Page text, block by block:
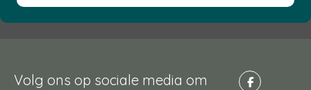
Volg ons op sociale media om